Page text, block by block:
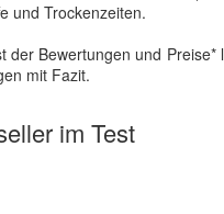
und Trockenzeiten.
der Bewertungen und
mit Fazit.
im Test